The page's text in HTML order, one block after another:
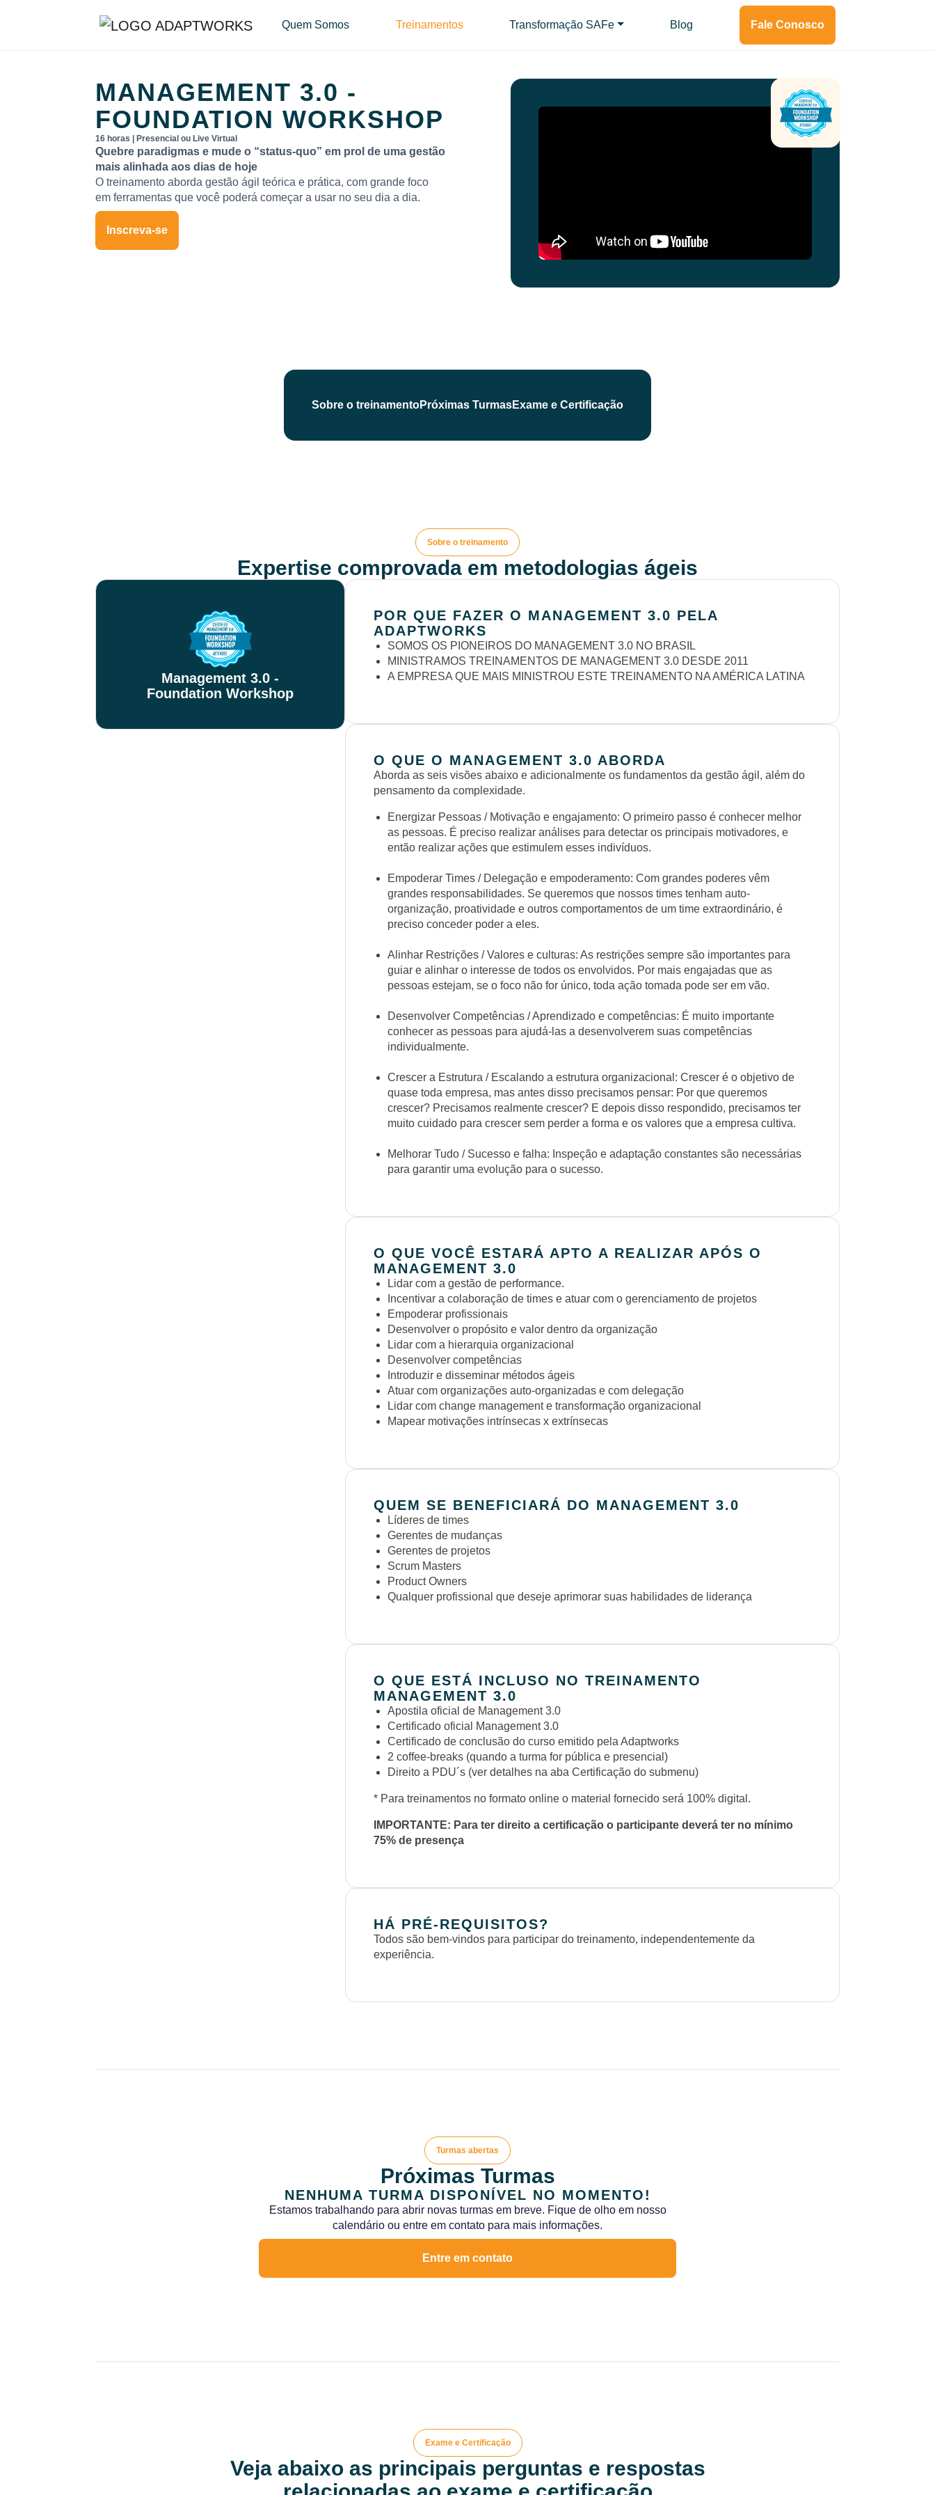
Quem Somos Treinamentos Transformação SAFe Blog Fale Conosco
MANAGEMENT 3.0 -
FOUNDATION WORKSHOP
16 horas | Presencial ou Live Virtual
Quebre paradigmas e mude o “status-quo” em prol de uma gestão
mais alinhada aos dias de hoje
O treinamento aborda gestão ágil teórica e prática, com grande foco
em ferramentas que você poderá começar a usar no seu dia a dia.
Inscreva-se
Sobre o treinamentoPróximas TurmasExame e Certificação
Sobre o treinamento
Expertise comprovada em metodologias ágeis
Management 3.0 -
Foundation Workshop
POR QUE FAZER O MANAGEMENT 3.0 PELA
ADAPTWORKS
SOMOS OS PIONEIROS DO MANAGEMENT 3.0 NO BRASIL
MINISTRAMOS TREINAMENTOS DE MANAGEMENT 3.0 DESDE 2011
A EMPRESA QUE MAIS MINISTROU ESTE TREINAMENTO NA AMÉRICA LATINA
O QUE O MANAGEMENT 3.0 ABORDA
Aborda as seis visões abaixo e adicionalmente os fundamentos da gestão ágil, além do
pensamento da complexidade.
Energizar Pessoas / Motivação e engajamento: O primeiro passo é conhecer melhor
as pessoas. É preciso realizar análises para detectar os principais motivadores, e
então realizar ações que estimulem esses indivíduos.
Empoderar Times / Delegação e empoderamento: Com grandes poderes vêm
grandes responsabilidades. Se queremos que nossos times tenham auto-
organização, proatividade e outros comportamentos de um time extraordinário, é
preciso conceder poder a eles.
Alinhar Restrições / Valores e culturas: As restrições sempre são importantes para
guiar e alinhar o interesse de todos os envolvidos. Por mais engajadas que as
pessoas estejam, se o foco não for único, toda ação tomada pode ser em vão.
Desenvolver Competências / Aprendizado e competências: É muito importante
conhecer as pessoas para ajudá-las a desenvolverem suas competências
individualmente.
Crescer a Estrutura / Escalando a estrutura organizacional: Crescer é o objetivo de
quase toda empresa, mas antes disso precisamos pensar: Por que queremos
crescer? Precisamos realmente crescer? E depois disso respondido, precisamos ter
muito cuidado para crescer sem perder a forma e os valores que a empresa cultiva.
Melhorar Tudo / Sucesso e falha: Inspeção e adaptação constantes são necessárias
para garantir uma evolução para o sucesso.
O QUE VOCÊ ESTARÁ APTO A REALIZAR APÓS O
MANAGEMENT 3.0
Lidar com a gestão de performance.
Incentivar a colaboração de times e atuar com o gerenciamento de projetos
Empoderar profissionais
Desenvolver o propósito e valor dentro da organização
Lidar com a hierarquia organizacional
Desenvolver competências
Introduzir e disseminar métodos ágeis
Atuar com organizações auto-organizadas e com delegação
Lidar com change management e transformação organizacional
Mapear motivações intrínsecas x extrínsecas
QUEM SE BENEFICIARÁ DO MANAGEMENT 3.0
Líderes de times
Gerentes de mudanças
Gerentes de projetos
Scrum Masters
Product Owners
Qualquer profissional que deseje aprimorar suas habilidades de liderança
O QUE ESTÁ INCLUSO NO TREINAMENTO
MANAGEMENT 3.0
Apostila oficial de Management 3.0
Certificado oficial Management 3.0
Certificado de conclusão do curso emitido pela Adaptworks
2 coffee-breaks (quando a turma for pública e presencial)
Direito a PDU´s (ver detalhes na aba Certificação do submenu)
* Para treinamentos no formato online o material fornecido será 100% digital.
IMPORTANTE: Para ter direito a certificação o participante deverá ter no mínimo
75% de presença
HÁ PRÉ-REQUISITOS?
Todos são bem-vindos para participar do treinamento, independentemente da
experiência.
Turmas abertas
Próximas Turmas
NENHUMA TURMA DISPONÍVEL NO MOMENTO!
Estamos trabalhando para abrir novas turmas em breve. Fique de olho em nosso
calendário ou entre em contato para mais informações.
Entre em contato
Exame e Certificação
Veja abaixo as principais perguntas e respostas